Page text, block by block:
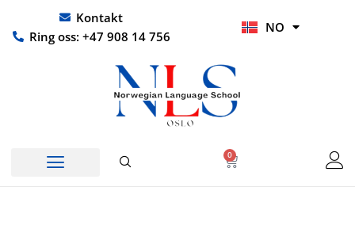
rett
Kontakt
Ring oss: +47 908 14 756
NO
HI
0
Handlekurv